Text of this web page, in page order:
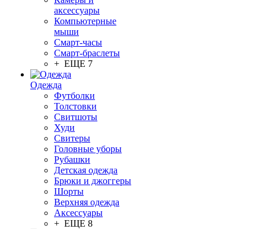
аксессуары
Компьютерные
мыши
Смарт-часы
Смарт-браслеты
+ ЕЩЕ 7
Одежда
Футболки
Толстовки
Свитшоты
Худи
Свитеры
Головные уборы
Рубашки
Детская одежда
Брюки и джоггеры
Шорты
Верхняя одежда
Аксессуары
+ ЕЩЕ 8